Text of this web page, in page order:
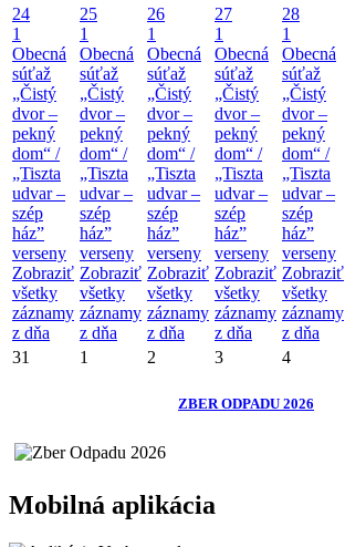
24
1
Obecná
súťaž
„Čistý
dvor –
pekný
dom“ /
„Tiszta
udvar –
szép
ház”
verseny
Zobraziť
všetky
záznamy
z dňa
25
1
Obecná
súťaž
„Čistý
dvor –
pekný
dom“ /
„Tiszta
udvar –
szép
ház”
verseny
Zobraziť
všetky
záznamy
z dňa
26
1
Obecná
súťaž
„Čistý
dvor –
pekný
dom“ /
„Tiszta
udvar –
szép
ház”
verseny
Zobraziť
všetky
záznamy
z dňa
27
1
Obecná
súťaž
„Čistý
dvor –
pekný
dom“ /
„Tiszta
udvar –
szép
ház”
verseny
Zobraziť
všetky
záznamy
z dňa
28
1
Obecná
súťaž
„Čistý
dvor –
pekný
dom“ /
„Tiszta
udvar –
szép
ház”
verseny
Zobraziť
všetky
záznamy
z dňa
31
1 2 3 4
ZBER ODPADU 2026
Mobilná aplikácia